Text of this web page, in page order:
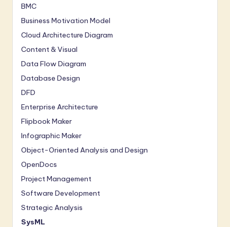
a
ti
o
n
BMC
Business Motivation Model
Cloud Architecture Diagram
Content & Visual
Data Flow Diagram
Database Design
DFD
Enterprise Architecture
Flipbook Maker
Infographic Maker
Object-Oriented Analysis and Design
OpenDocs
Project Management
Software Development
Strategic Analysis
SysML